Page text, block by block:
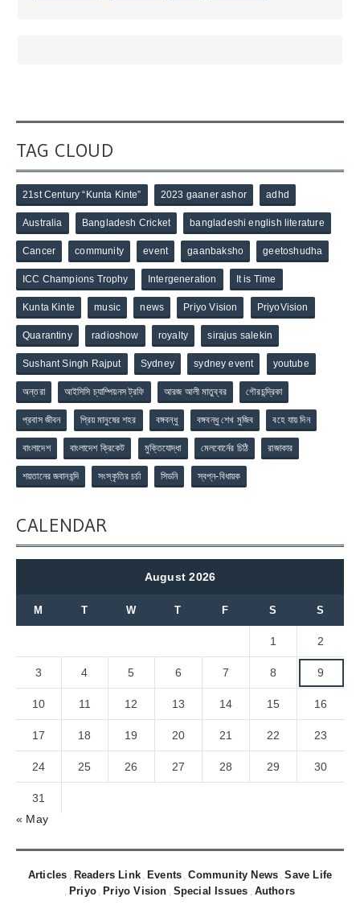
TAG CLOUD
21st Century “Kunta Kinte” 2023 gaaner ashor adhd
Australia Bangladesh Cricket bangladeshi english literature
Cancer community event gaanbaksho geetoshudha
ICC Champions Trophy Intergeneration It is Time
Kunta Kinte music news Priyo Vision PriyoVision
Quarantiny radioshow royalty sirajus salekin
Sushant Singh Rajput Sydney sydney event youtube
অন্তরা আইসিসি চ্যাম্পিয়নস ট্রফি আরজ আলী মাতুব্বর গৌরচন্দ্রিকা
প্রবাস জীবন প্রিয় মানুষের শহর বঙ্গবন্ধু বঙ্গবন্ধু শেখ মুজিব বহে যায় দিন
বাংলাদেশ বাংলাদেশ ক্রিকেট মুক্তিযোদ্ধা মেলবোর্নের চিঠি রাজাকার
শয়তানের জবানবন্দি সংস্কৃতির চর্চা সিডনি স্বপ্ন-বিধায়ক
CALENDAR
August 2026
M T W T F S S
1 2
3 4 5 6 7 8 9
10 11 12 13 14 15 16
17 18 19 20 21 22 23
24 25 26 27 28 29 30
31
« May
Articles Readers Link Events Community News Save Life
Priyo
Priyo Vision Special Issues Authors